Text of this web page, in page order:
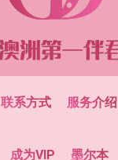
联系方式 服务介绍
成为VIP 墨尔本